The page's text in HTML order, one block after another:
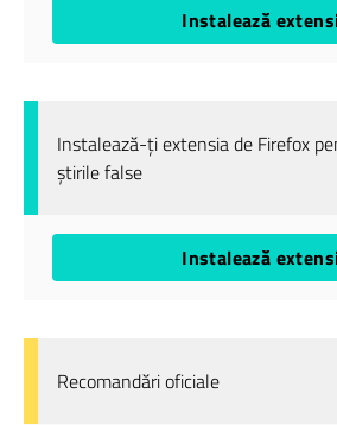
Instalează
Instalează-ți extensia de Firefox
știrile false
Instalează
Recomandări oficiale